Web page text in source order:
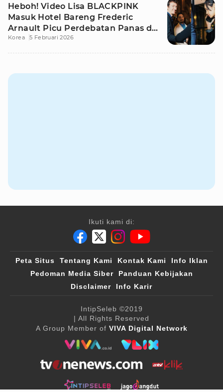
Heboh! Video Lisa BLACKPINK
Masuk Hotel Bareng Frederic
Arnault Picu Perdebatan Panas di
Medsos
Korea 5 Februari 2026
Ikuti kami di:
Peta Situs Tentang Kami Kontak Kami
Info Iklan
Pedoman Media Siber
Panduan Kebijakan
Disclaimer
Info Karir
IntipSeleb ©2019
| All Rights Reserved
A Group Member of VIVA Digital Network